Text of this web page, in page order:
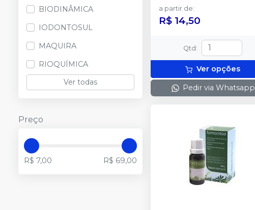
BIODINÂMICA
IODONTOSUL
MAQUIRA
RIOQUÍMICA
Ver todas
Preço
R$ 7,00 R$ 69,00
a partir de:
R$ 14,50
Qtd:
Ver opções
Pedir via Whatsapp